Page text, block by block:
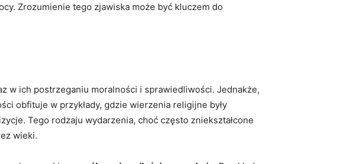
Zrozumienie​ tego zjawiska⁢ może być‌ kluczem do
w ich postrzeganiu moralności i sprawiedliwości. Jednakże,⁢
obfituje w przykłady, gdzie ​wierzenia ⁣religijne były
Tego⁢ rodzaju wydarzenia, choć często zniekształcone
wieki.